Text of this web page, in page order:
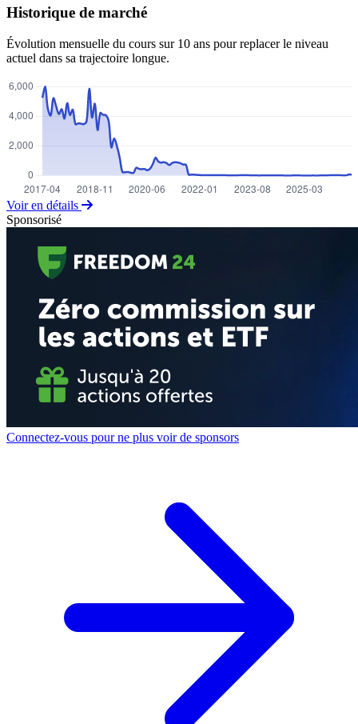
Historique de marché
Évolution mensuelle du cours sur 10 ans pour replacer le niveau
actuel dans sa trajectoire longue.
Voir en détails
Sponsorisé
Connectez-vous pour ne plus voir de sponsors